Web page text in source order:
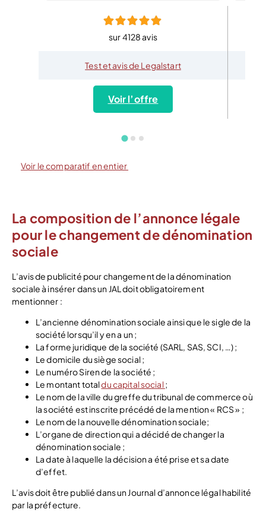
sur 4128 avis
Test et avis de Legalstart
Voir l’offre
Voir le comparatif en entier
La composition de l’annonce légale
pour le changement de dénomination
sociale
L’avis de publicité pour changement de la dénomination
sociale à insérer dans un JAL doit obligatoirement
mentionner :
L’ancienne dénomination sociale ainsi que le sigle de la
société lorsqu’il y en a un ;
La forme juridique de la société (SARL, SAS, SCI, …) ;
Le domicile du siège social ;
Le numéro Siren de la société ;
Le montant totaldu capital social;
Le nom de la ville du greffe du tribunal de commerce où
la société est inscrite précédé de la mention « RCS » ;
Le nom de la nouvelle dénomination sociale;
L’organe de direction qui a décidé de changer la
dénomination sociale ;
La date à laquelle la décision a été prise et sa date
d’effet.
L’avis doit être publié dans un Journal d’annonce légal habilité
par la préfecture.